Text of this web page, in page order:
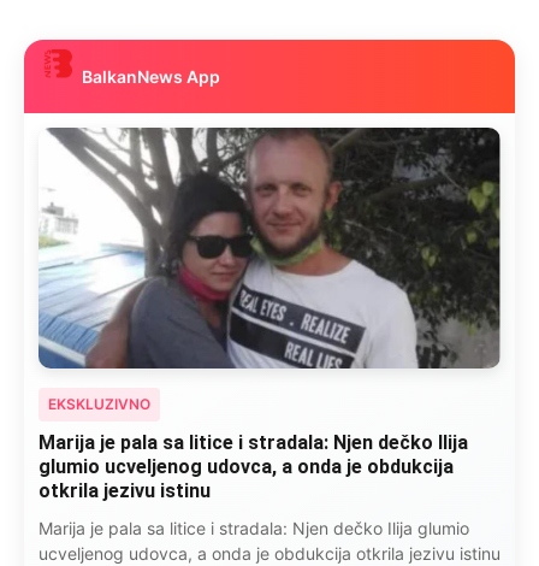
BalkanNews App
EKSKLUZIVNO
Marija je pala sa litice i stradala: Njen dečko Ilija
glumio ucveljenog udovca, a onda je obdukcija
otkrila jezivu istinu
Marija je pala sa litice i stradala: Njen dečko Ilija glumio
ucveljenog udovca, a onda je obdukcija otkrila jezivu istinu